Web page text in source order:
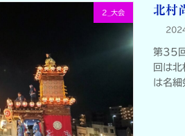
2_大会 北村
第35
回は
は名